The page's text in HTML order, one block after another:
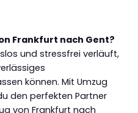
Frankfurt nach Gent?
und stressfrei verläuft,
können. Mit Umzug
den perfekten Partner
von Frankfurt nach